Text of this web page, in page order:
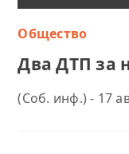
Общество
Два ДТП за
(Соб. инф.) - 17